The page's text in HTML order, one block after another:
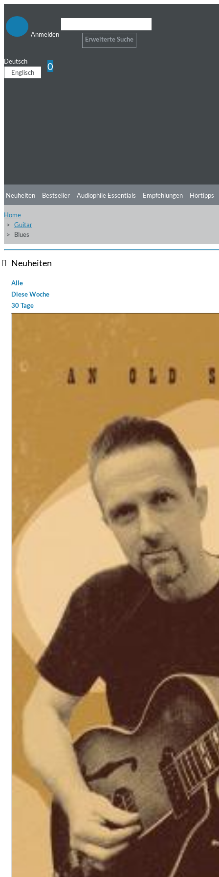
Anmelden
Erweiterte Suche
Deutsch
Englisch
0
Chuck Timely & The Hourglass
ROLE MODEL
Dreamscapes II
Thomas Lemmer
Electronic
Neuheiten Bestseller Audiophile Essentials Empfehlungen Hörtipps
Home
Guitar
Blues
Neuheiten
Alle
Diese Woche
30 Tage